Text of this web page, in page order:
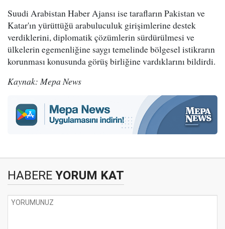
Suudi Arabistan Haber Ajansı ise tarafların Pakistan ve
Katar'ın yürüttüğü arabuluculuk girişimlerine destek
verdiklerini, diplomatik çözümlerin sürdürülmesi ve
ülkelerin egemenliğine saygı temelinde bölgesel istikrarın
korunması konusunda görüş birliğine vardıklarını bildirdi.
Kaynak: Mepa News
HABERE YORUM KAT